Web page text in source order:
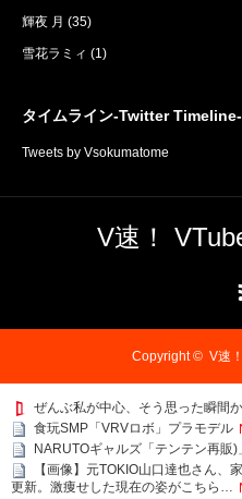
輝夜 月 (35)
雪花ラミィ (1)
タイムライン-Twitter Timeline-
Tweets by Vsokumatome
V速！
Copyright © V速
ぜんぶ私が中心、そう思った瞬間
食玩SMP「VRVロボ」プラモデル
NARUTOギャルズ「テンテン再販)
【画像】元TOKIO山口達也さん
更新。激痩せした現在の姿がこちら…